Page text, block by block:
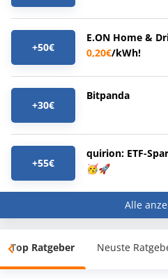
+50€
E.ON Home &
0,20€/kWh!
+30€
Bitpanda
+55€
quirion: ETF-
🥳🚀
Alle
Top Ratgeber Neuste